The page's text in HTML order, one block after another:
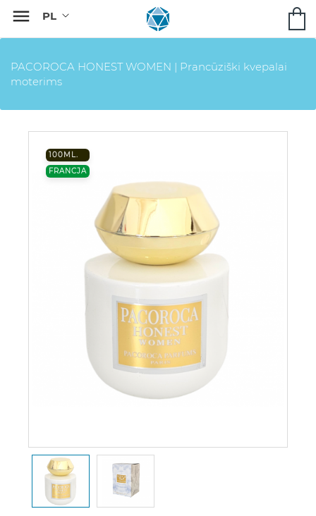

PACOROCA HONEST WOMEN | Prancūziški kvepalai
moterims
100ML.
FRANCJA